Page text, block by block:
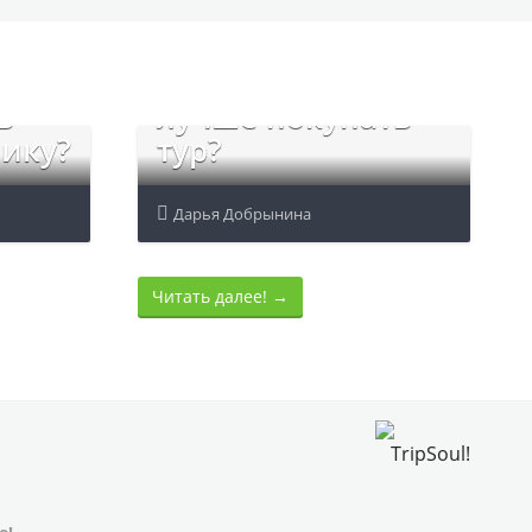
лучше покупать
тур?
Дарья Добрынина
Читать далее! →